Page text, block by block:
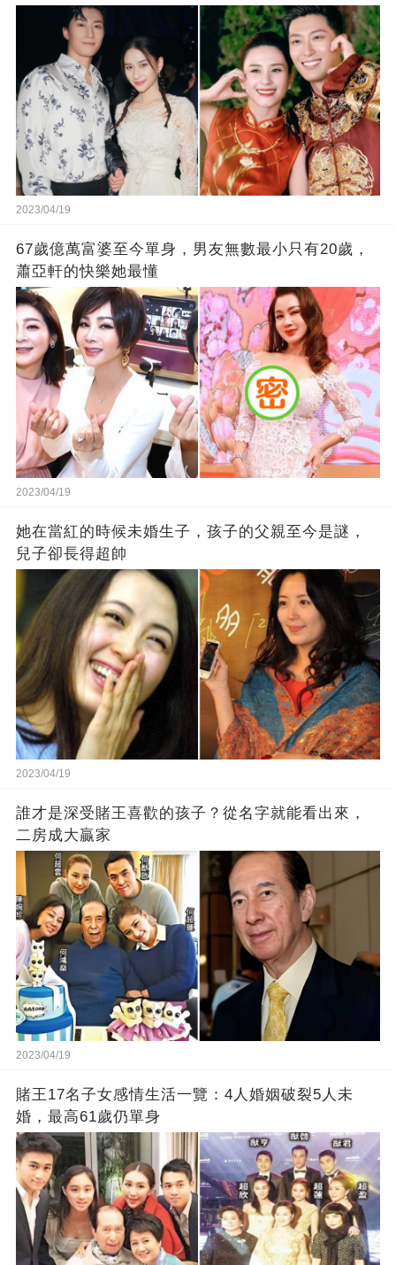
2023/04/19
67歲億萬富婆至今單身，男友無數最小只有20歲，
蕭亞軒的快樂她最懂
2023/04/19
她在當紅的時候未婚生子，孩子的父親至今是謎，
兒子卻長得超帥
2023/04/19
誰才是深受賭王喜歡的孩子？從名字就能看出來，
二房成大贏家
2023/04/19
賭王17名子女感情生活一覽：4人婚姻破裂5人未
婚，最高61歲仍單身